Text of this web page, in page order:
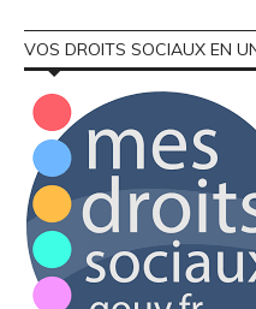
VOS DROITS SOCIAUX EN